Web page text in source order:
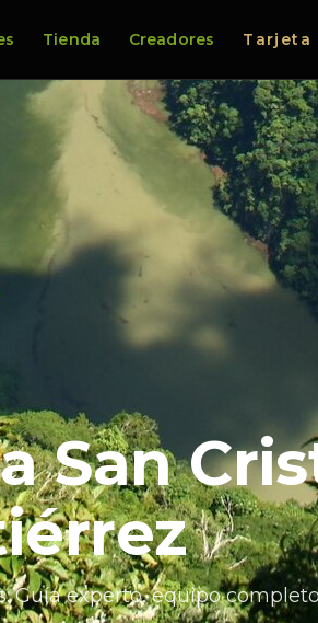
Tienda Creadores Tarjeta
San
Guía experto, equipo